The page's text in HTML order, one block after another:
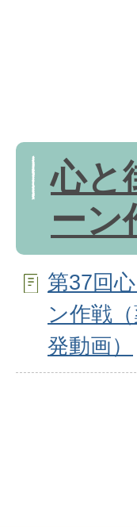
心と
ーン
第37回
ン作戦
発動画）